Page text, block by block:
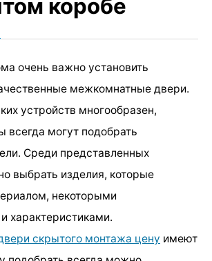
коробе
очень важно установить
межкомнатные двери.
устройств многообразен,
всегда могут подобрать
Среди представленных
выбрать изделия, которые
некоторыми
характеристиками.
скрытого монтажа цену имеют